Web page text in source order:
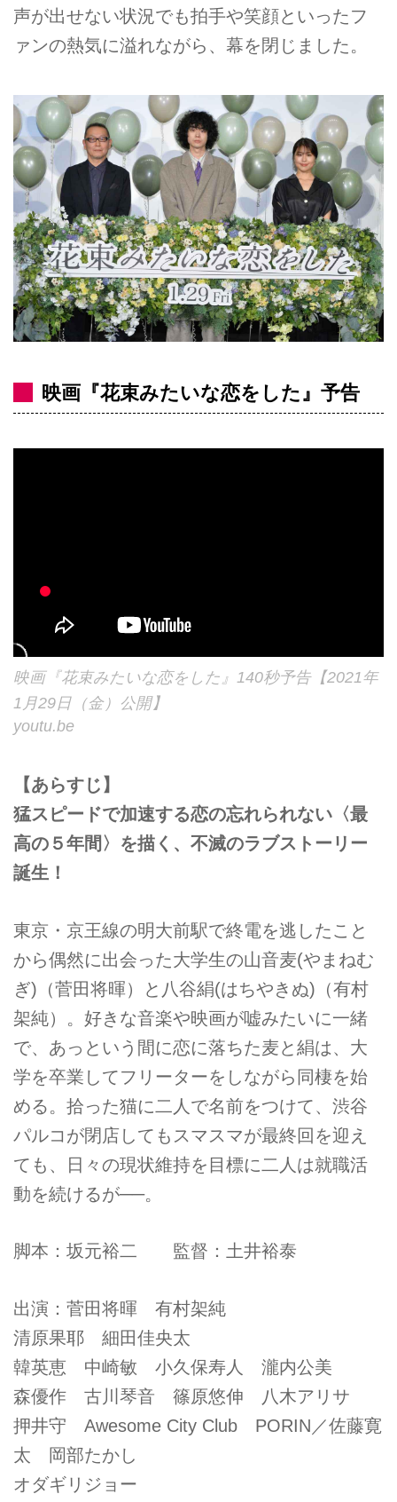
声が出せない状況でも拍手や笑顔といったフ
ァンの熱気に溢れながら、幕を閉じました。
映画『花束みたいな恋をした』予告
映画『花束みたいな恋をした』140秒予告【2021年
1月29日（金）公開】
youtu.be
【あらすじ】
猛スピードで加速する恋の忘れられない〈最
高の５年間〉を描く、不滅のラブストーリー
誕生！
東京・京王線の明大前駅で終電を逃したこと
から偶然に出会った大学生の山音麦(やまねむ
ぎ)（菅田将暉）と八谷絹(はちやきぬ)（有村
架純）。好きな音楽や映画が嘘みたいに一緒
で、あっという間に恋に落ちた麦と絹は、大
学を卒業してフリーターをしながら同棲を始
める。拾った猫に二人で名前をつけて、渋谷
パルコが閉店してもスマスマが最終回を迎え
ても、日々の現状維持を目標に二人は就職活
動を続けるが──。
脚本：坂元裕二 監督：土井裕泰
出演：菅田将暉 有村架純
清原果耶 細田佳央太
韓英恵 中崎敏 小久保寿人 瀧内公美
森優作 古川琴音 篠原悠伸 八木アリサ
押井守 Awesome City Club PORIN／佐藤寛
太 岡部たかし
オダギリジョー